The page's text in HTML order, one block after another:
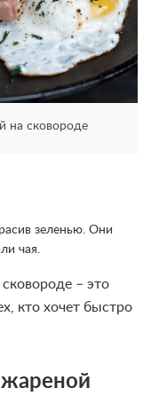
на сковороде
зеленью. Они
чая.
– это
кто хочет быстро